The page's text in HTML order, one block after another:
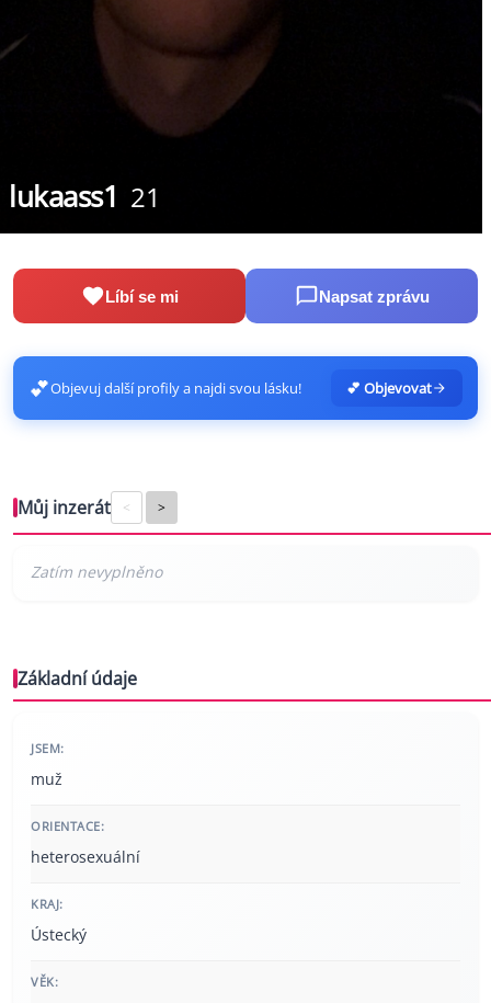
lukaass1 21
Líbí se mi Napsat zprávu
💕Objevuj další profily a najdi svou lásku! 💕 Objevovat
Můj inzerát < >
Základní údaje
JSEM:
muž
ORIENTACE:
heterosexuální
KRAJ:
Ústecký
VĚK: